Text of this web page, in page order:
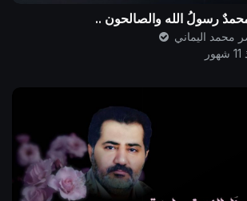
رسولُ الله والصالحون ..
محمد اليماني